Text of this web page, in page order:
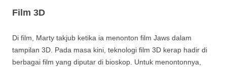
Film 3D
Di film, Marty takjub ketika ia menonton film Jaws dalam
tampilan 3D. Pada masa kini, teknologi film 3D kerap hadir di
berbagai film yang diputar di bioskop. Untuk menontonnya,